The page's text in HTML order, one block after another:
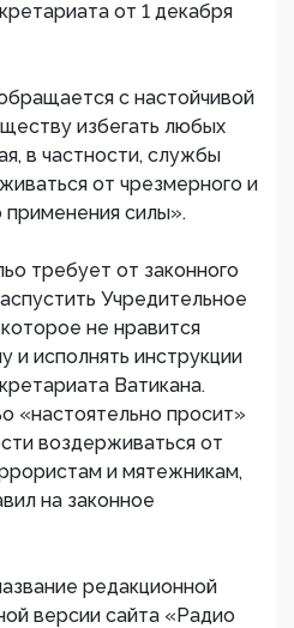
от 1 декабря
с настойчивой
избегать любых
в частности, службы
от чрезмерного и
применения силы».
требует от законного
Учредительное
не нравится
и исполнять инструкции
Ватикана.
«настоятельно просит»
воздерживаться от
и мятежникам,
на законное
редакционной
версии сайта «Радио